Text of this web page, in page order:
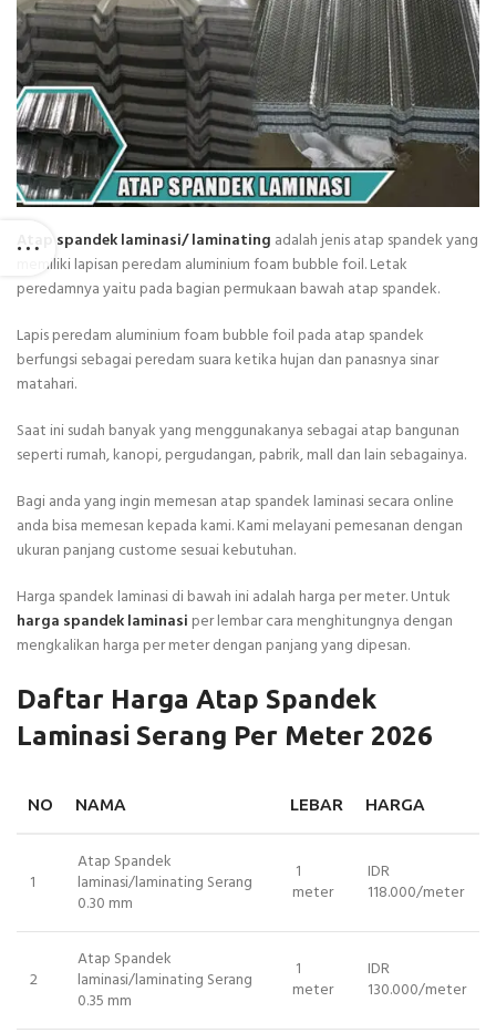
Atap spandek laminasi/ laminating adalah jenis atap spandek yang
memiliki lapisan peredam aluminium foam bubble foil. Letak
peredamnya yaitu pada bagian permukaan bawah atap spandek.
Lapis peredam aluminium foam bubble foil pada atap spandek
berfungsi sebagai peredam suara ketika hujan dan panasnya sinar
matahari.
Saat ini sudah banyak yang menggunakanya sebagai atap bangunan
seperti rumah, kanopi, pergudangan, pabrik, mall dan lain sebagainya.
Bagi anda yang ingin memesan atap spandek laminasi secara online
anda bisa memesan kepada kami. Kami melayani pemesanan dengan
ukuran panjang custome sesuai kebutuhan.
Harga spandek laminasi di bawah ini adalah harga per meter. Untuk
harga spandek laminasi per lembar cara menghitungnya dengan
mengkalikan harga per meter dengan panjang yang dipesan.
Daftar Harga Atap Spandek
Laminasi Serang Per Meter 2026
NO NAMA LEBAR HARGA
1
Atap Spandek
laminasi/laminating Serang
0.30 mm
1
meter
IDR
118.000/meter
2
Atap Spandek
laminasi/laminating Serang
0.35 mm
1
meter
IDR
130.000/meter